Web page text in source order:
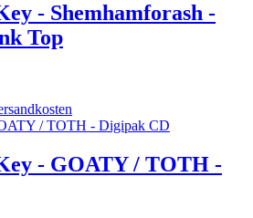
- Shemhamforash -
Top
- GOATY / TOTH -